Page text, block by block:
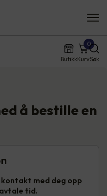
ButikkKurv
0
Søk
å bestille en
med deg opp
tid.